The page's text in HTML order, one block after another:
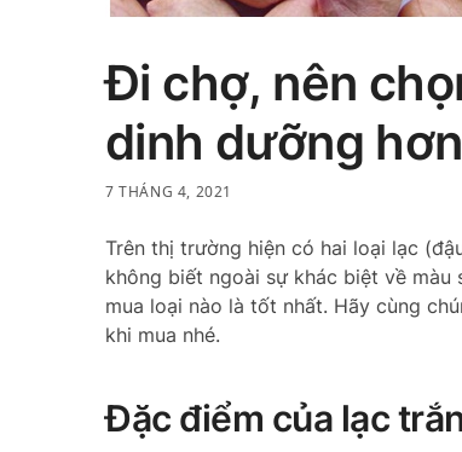
Đi chợ, nên
dinh dưỡng
7 THÁNG 4, 2021
Trên thị trường hiện có hai loại lạc
không biết ngoài sự khác biệt về
mua loại nào là tốt nhất. Hãy cùng
khi mua nhé.
Đặc điểm của lạc